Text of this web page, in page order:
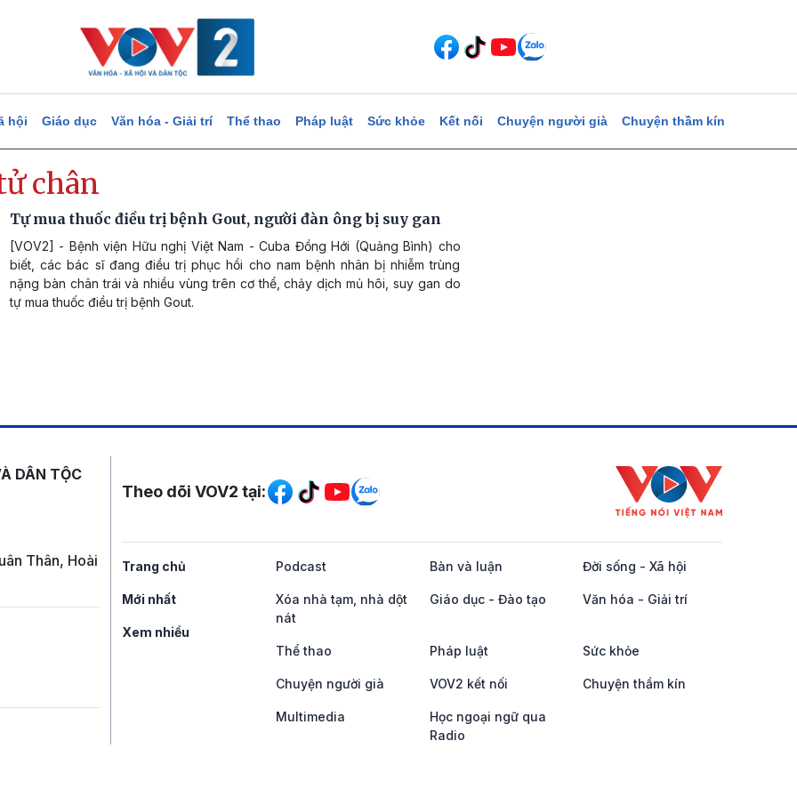
hội Giáo dục Văn hóa - Giải trí Thể thao Pháp luật Sức khỏe Kết nối Chuyện người già Chuyện thầm kín
chân
Tự mua thuốc điều trị bệnh Gout, người đàn ông bị suy gan
[VOV2] - Bệnh viện Hữu nghị Việt Nam - Cuba Đồng Hới (Quảng Bình) cho
biết, các bác sĩ đang điều trị phục hồi cho nam bệnh nhân bị nhiễm trùng
nặng bàn chân trái và nhiều vùng trên cơ thể, chảy dịch mủ hôi, suy gan do
tự mua thuốc điều trị bệnh Gout.
DÂN TỘC
Thân, Hoài
Mạng xã hội
Theo dõi VOV2 tại:
Trang chủ
Mới nhất
Xem nhiều
Podcast Bàn và luận Đời sống - Xã hội
Xóa nhà tạm, nhà dột
nát
Giáo dục - Đào tạo Văn hóa - Giải trí
Thể thao Pháp luật Sức khỏe
Chuyện người già VOV2 kết nối Chuyện thầm kín
Multimedia
Học ngoại ngữ qua
Radio